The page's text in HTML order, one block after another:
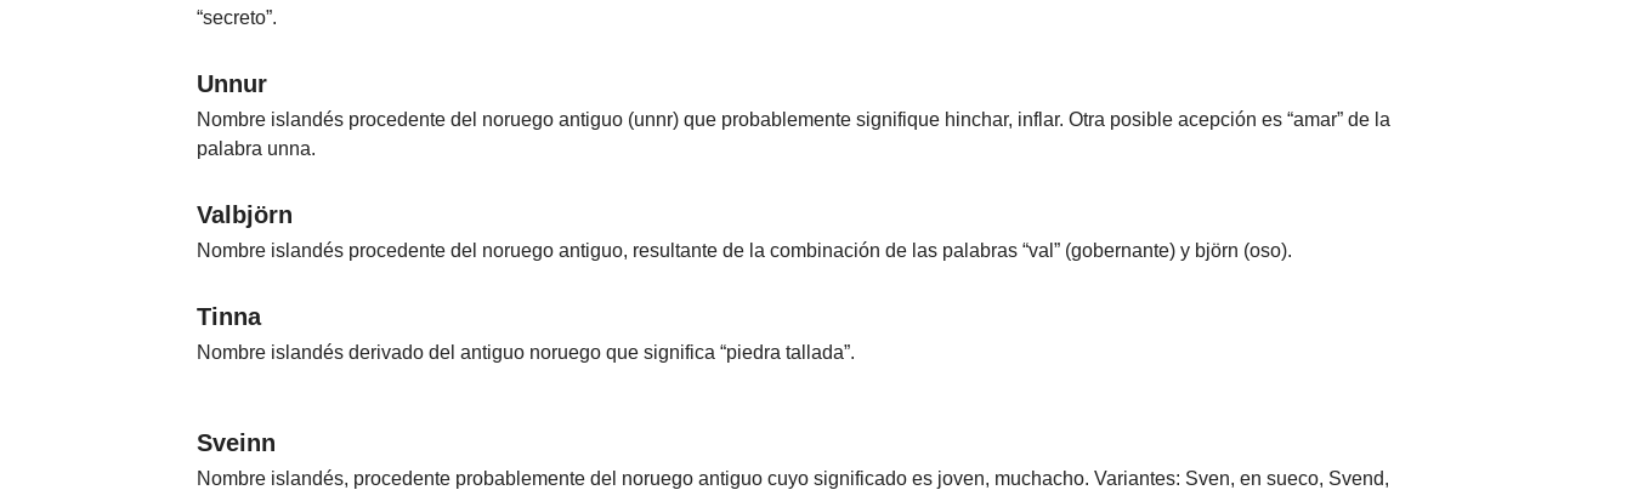
“secreto”.
Unnur
Nombre islandés procedente del noruego antiguo (unnr) que probablemente signifique hinchar, inflar. Otra posible acepción es “amar” de la
palabra unna.
Valbjörn
Nombre islandés procedente del noruego antiguo, resultante de la combinación de las palabras “val” (gobernante) y björn (oso).
Tinna
Nombre islandés derivado del antiguo noruego que significa “piedra tallada”.
Sveinn
Nombre islandés, procedente probablemente del noruego antiguo cuyo significado es joven, muchacho. Variantes: Sven, en sueco, Svend,